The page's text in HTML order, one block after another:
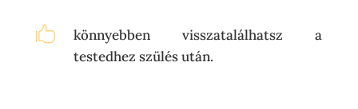

könnyebben visszatalálhatsz a
testedhez szülés után.